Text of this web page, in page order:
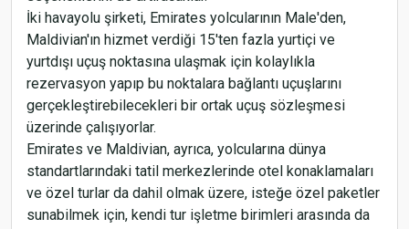
İki havayolu şirketi, Emirates yolcularının Male'den,
Maldivian'ın hizmet verdiği 15'ten fazla yurtiçi ve
yurtdışı uçuş noktasına ulaşmak için kolaylıkla
rezervasyon yapıp bu noktalara bağlantı uçuşlarını
gerçekleştirebilecekleri bir ortak uçuş sözleşmesi
üzerinde çalışıyorlar.
Emirates ve Maldivian, ayrıca, yolcularına dünya
standartlarındaki tatil merkezlerinde otel konaklamaları
ve özel turlar da dahil olmak üzere, isteğe özel paketler
sunabilmek için, kendi tur işletme birimleri arasında da